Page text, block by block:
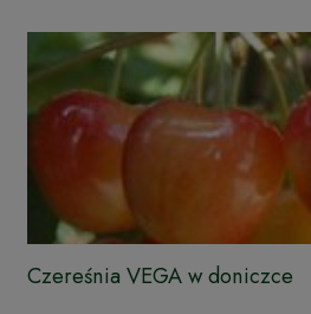
Czereśnia VEGA w doniczce